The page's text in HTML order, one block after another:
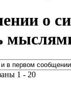
о
1 - 20